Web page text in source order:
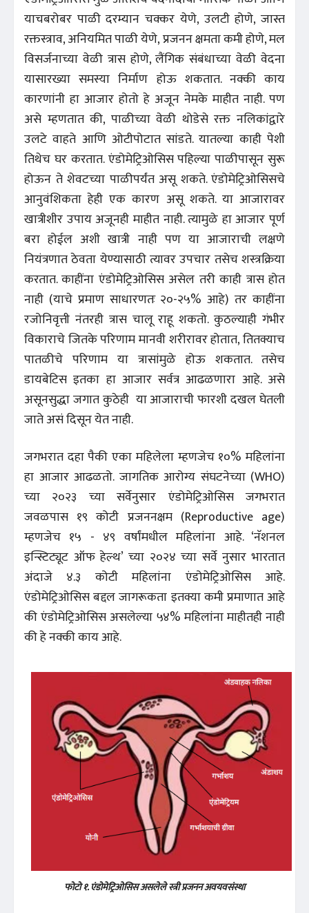
याचबरोबर पाळी दरम्यान चक्कर येणे, उलटी होणे, जास्त
रक्तस्त्राव, अनियमित पाळी येणे, प्रजनन क्षमता कमी होणे, मल
विसर्जनाच्या वेळी त्रास होणे, लैंगिक संबंधाच्या वेळी वेदना
यासारख्या समस्या निर्माण होऊ शकतात. नक्की काय
कारणांनी हा आजार होतो हे अजून नेमके माहीत नाही. पण
असे म्हणतात की, पाळीच्या वेळी थोडेसे रक्त नलिकांद्वारे
उलटे वाहते आणि ओटीपोटात सांडते. यातल्या काही पेशी
तिथेच घर करतात. एंडोमेट्रिओसिस पहिल्या पाळीपासून सुरू
होऊन ते शेवटच्या पाळीपर्यंत असू शकते. एंडोमेट्रिओसिसचे
आनुवंशिकता हेही एक कारण असू शकते. या आजारावर
खात्रीशीर उपाय अजूनही माहीत नाही. त्यामुळे हा आजार पूर्ण
बरा होईल अशी खात्री नाही पण या आजाराची लक्षणे
नियंत्रणात ठेवता येण्यासाठी त्यावर उपचार तसेच शस्त्रक्रिया
करतात. काहींना एंडोमेट्रिओसिस असेल तरी काही त्रास होत
नाही (याचे प्रमाण साधारणतः २०-२५% आहे) तर काहींना
रजोनिवृत्ती नंतरही त्रास चालू राहू शकतो. कुठल्याही गंभीर
विकाराचे जितके परिणाम मानवी शरीरावर होतात, तितक्याच
पातळीचे परिणाम या त्रासांमुळे होऊ शकतात. तसेच
डायबेटिस इतका हा आजार सर्वत्र आढळणारा आहे. असे
असूनसुद्धा जगात कुठेही या आजाराची फारशी दखल घेतली
जाते असं दिसून येत नाही.
जगभरात दहा पैकी एका महिलेला म्हणजेच १०% महिलांना
हा आजार आढळतो. जागतिक आरोग्य संघटनेच्या (WHO)
च्या २०२३ च्या सर्वेनुसार एंडोमेट्रिओसिस जगभरात
जवळपास १९ कोटी प्रजननक्षम (Reproductive age)
म्हणजेच १५ - ४९ वर्षांमधील महिलांना आहे. ‘नॅशनल
इन्स्टिट्यूट ऑफ हेल्थ’ च्या २०२४ च्या सर्वे नुसार भारतात
अंदाजे ४.३ कोटी महिलांना एंडोमेट्रिओसिस आहे.
एंडोमेट्रिओसिस बद्दल जागरूकता इतक्या कमी प्रमाणात आहे
की एंडोमेट्रिओसिस असलेल्या ५४% महिलांना माहीतही नाही
की हे नक्की काय आहे.
फोटो १. एंडोमेट्रिओसिस असलेले स्त्री प्रजनन अवयवसंस्था